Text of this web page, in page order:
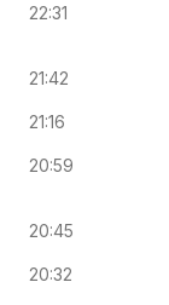
22:31
21:42
21:16
20:59
20:45
20:32